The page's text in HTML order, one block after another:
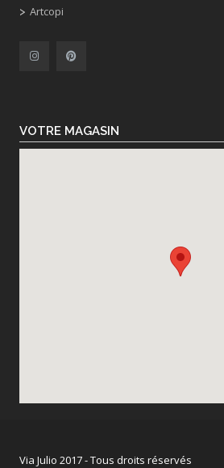
Artcopi
VOTRE MAGASIN
Via Julio 2017 - Tous droits réservés